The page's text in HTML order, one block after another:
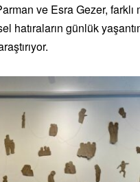
ve Esra Gezer, farklı
hatıraların günlük